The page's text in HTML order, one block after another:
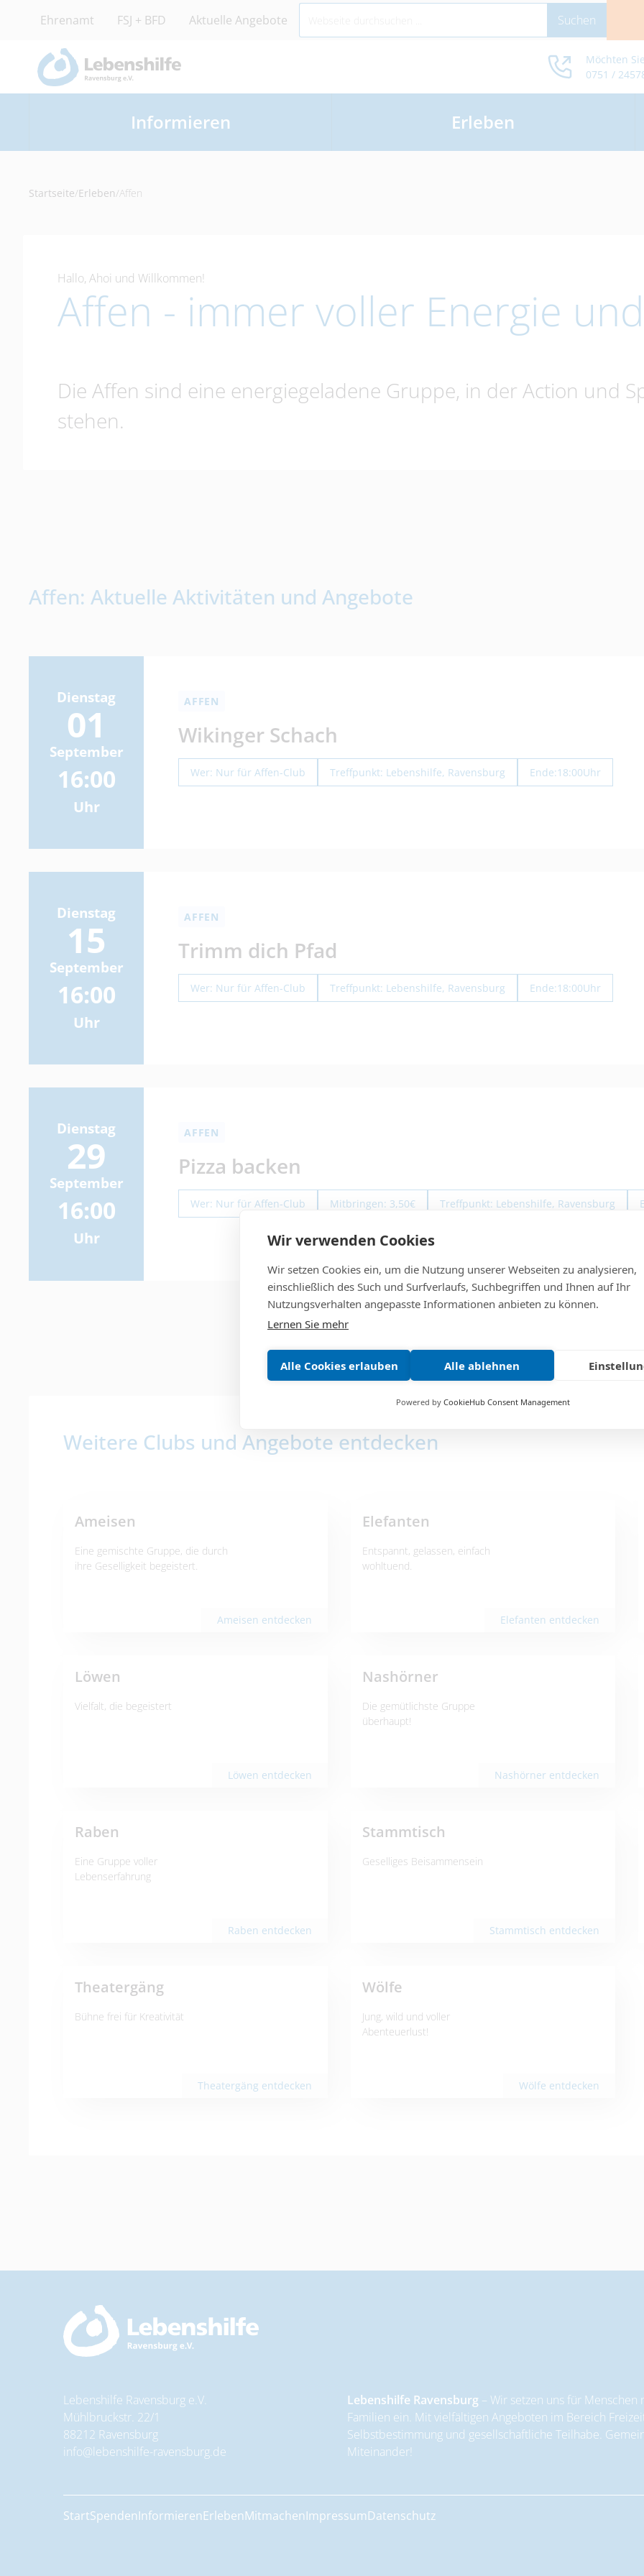
Wir verwenden Cookies
Wir setzen Cookies ein, um die Nutzung unserer Webseiten zu analysieren,
einschließlich des Such und Surfverlaufs, Suchbegriffen und Ihnen auf Ihr
Nutzungsverhalten angepasste Informationen anbieten zu können.
Lernen Sie mehr
Alle Cookies erlauben Alle ablehnen
Powered by CookieHub Consent Management
Ehrenamt FSJ + BFD Aktuelle Angebote
Möchten
0751 /
Informieren Erleben
Startseite/Erleben/Affen
Hallo, Ahoi und Willkommen!
Affen - immer voller Energie
Die Affen sind eine energiegeladene Gruppe, in der Action und
stehen.
Affen: Aktuelle Aktivitäten und Angebote
Dienstag
01
September
16:00
Uhr
AFFEN
Wikinger Schach
Wer: Nur für Affen-Club Treffpunkt: Lebenshilfe, Ravensburg Ende:18:00Uhr
Dienstag
15
September
16:00
Uhr
AFFEN
Trimm dich Pfad
Wer: Nur für Affen-Club Treffpunkt: Lebenshilfe, Ravensburg Ende:18:00Uhr
Dienstag
29
September
16:00
Uhr
AFFEN
Pizza backen
Wer: Nur für Affen-Club Mitbringen: 3,50€ Treffpunkt: Lebenshilfe, Ravensburg
Weitere Clubs und Angebote entdecken
Ameisen
Eine gemischte Gruppe, die durch
ihre Geselligkeit begeistert.
Ameisen entdecken
Elefanten
Entspannt, gelassen, einfach
wohltuend.
Elefanten entdecken
Löwen
Vielfalt, die begeistert
Löwen entdecken
Nashörner
Die gemütlichste Gruppe
überhaupt!
Nashörner entdecken
Raben
Eine Gruppe voller
Lebenserfahrung
Raben entdecken
Stammtisch
Geselliges Beisammensein
Stammtisch entdecken
Theatergäng
Bühne frei für Kreativität
Theatergäng entdecken
Wölfe
Jung, wild und voller
Abenteuerlust!
Wölfe entdecken
Lebenshilfe Ravensburg e.V.
Mühlbruckstr. 22/1
88212 Ravensburg
info@lebenshilfe-ravensburg.de
Lebenshilfe Ravensburg– Wir setzen uns für
Familien ein. Mit vielfältigen Angeboten im Bereich
Selbstbestimmung und gesellschaftliche Teilhabe.
Miteinander!
StartSpendenInformierenErlebenMitmachenImpressumDatenschutz